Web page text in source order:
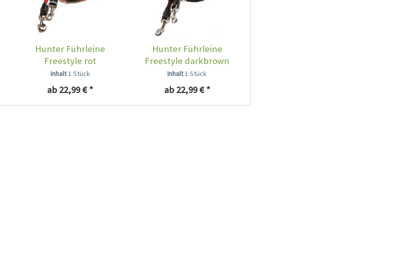
Hunter Führleine
Freestyle rot
Inhalt1 Stück
ab 22,99 € *
Hunter Führleine
Freestyle darkbrown
Inhalt1 Stück
ab 22,99 € *